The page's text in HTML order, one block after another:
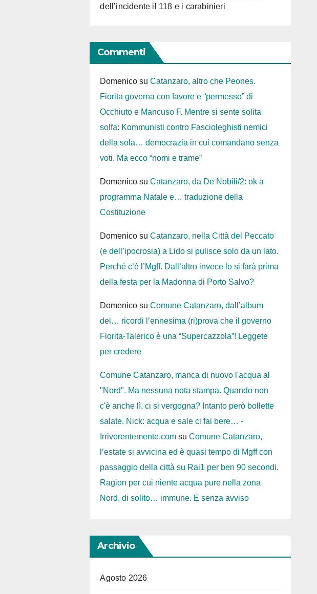
dell’incidente il 118 e i carabinieri
Commenti
Domenico suCatanzaro, altro che Peones.
Fiorita governa con favore e “permesso” di
Occhiuto e Mancuso F. Mentre si sente solita
solfa: Kommunisti contro Fascioleghisti nemici
della sola… democrazia in cui comandano senza
voti. Ma ecco “nomi e trame”
Domenico suCatanzaro, da De Nobili/2: ok a
programma Natale e… traduzione della
Costituzione
Domenico suCatanzaro, nella Città del Peccato
(e dell’ipocrosia) a Lido si pulisce solo da un lato.
Perché c’è l’Mgff. Dall’altro invece lo si farà prima
della festa per la Madonna di Porto Salvo?
Domenico suComune Catanzaro, dall’album
dei… ricordi l’ennesima (ri)prova che il governo
Fiorita-Talerico è una “Supercazzola”! Leggete
per credere
Comune Catanzaro, manca di nuovo l'acqua al
"Nord". Ma nessuna nota stampa. Quando non
c'è anche lì, ci si vergogna? Intanto però bollette
salate. Nick: acqua e sale ci fai bere… -
Irriverentemente.com suComune Catanzaro,
l’estate si avvicina ed è quasi tempo di Mgff con
passaggio della città su Rai1 per ben 90 secondi.
Ragion per cui niente acqua pure nella zona
Nord, di solito… immune. E senza avviso
Archivio
Agosto 2026